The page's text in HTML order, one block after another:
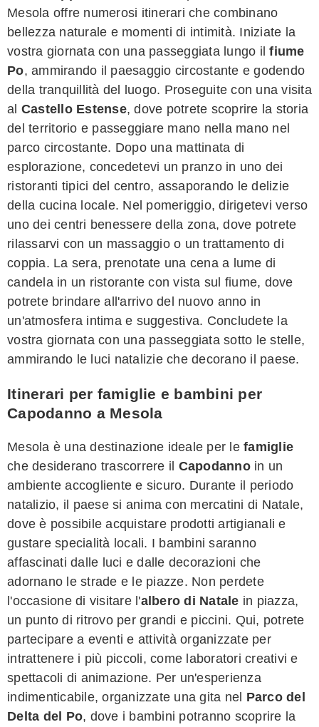
Mesola offre numerosi itinerari che combinano
bellezza naturale e momenti di intimità. Iniziate la
vostra giornata con una passeggiata lungo ilfiume
Po, ammirando il paesaggio circostante e godendo
della tranquillità del luogo. Proseguite con una visita
al Castello Estense, dove potrete scoprire la storia
del territorio e passeggiare mano nella mano nel
parco circostante. Dopo una mattinata di
esplorazione, concedetevi un pranzo in uno dei
ristoranti tipici del centro, assaporando le delizie
della cucina locale. Nel pomeriggio, dirigetevi verso
uno dei centri benessere della zona, dove potrete
rilassarvi con un massaggio o un trattamento di
coppia. La sera, prenotate una cena a lume di
candela in un ristorante con vista sul fiume, dove
potrete brindare all'arrivo del nuovo anno in
un'atmosfera intima e suggestiva. Concludete la
vostra giornata con una passeggiata sotto le stelle,
ammirando le luci natalizie che decorano il paese.
Itinerari per famiglie e bambini per
Capodanno a Mesola
Mesola è una destinazione ideale per le famiglie
che desiderano trascorrere il Capodannoin un
ambiente accogliente e sicuro. Durante il periodo
natalizio, il paese si anima con mercatini di Natale,
dove è possibile acquistare prodotti artigianali e
gustare specialità locali. I bambini saranno
affascinati dalle luci e dalle decorazioni che
adornano le strade e le piazze. Non perdete
l'occasione di visitare l'albero di Natale in piazza,
un punto di ritrovo per grandi e piccini. Qui, potrete
partecipare a eventi e attività organizzate per
intrattenere i più piccoli, come laboratori creativi e
spettacoli di animazione. Per un'esperienza
indimenticabile, organizzate una gita nel Parco del
Delta del Po, dove i bambini potranno scoprire la